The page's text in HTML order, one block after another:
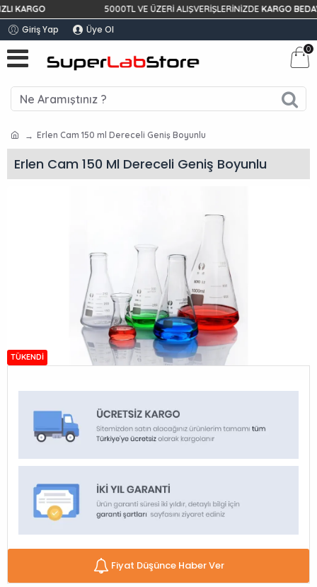
5000TL VE ÜZERİ ALIŞVERİŞLERİNİZDEKARGO BEDAVA!
Giriş Yap Üye Ol
0
Erlen Cam 150 ml Dereceli Geniş Boyunlu
Erlen Cam 150 Ml Dereceli Geniş Boyunlu
TÜKENDI
Fiyat Düşünce Haber Ver